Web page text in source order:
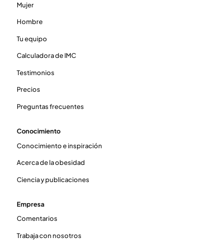
Mujer
Hombre
Tu equipo
Calculadora de IMC
Testimonios
Precios
Preguntas frecuentes
Conocimiento
Conocimiento e inspiración
Acerca de la obesidad
Ciencia y publicaciones
Empresa
Comentarios
Trabaja con nosotros